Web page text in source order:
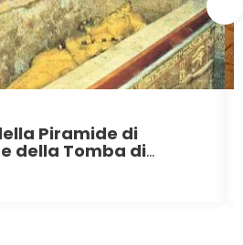
Piramide di
della Tomba di